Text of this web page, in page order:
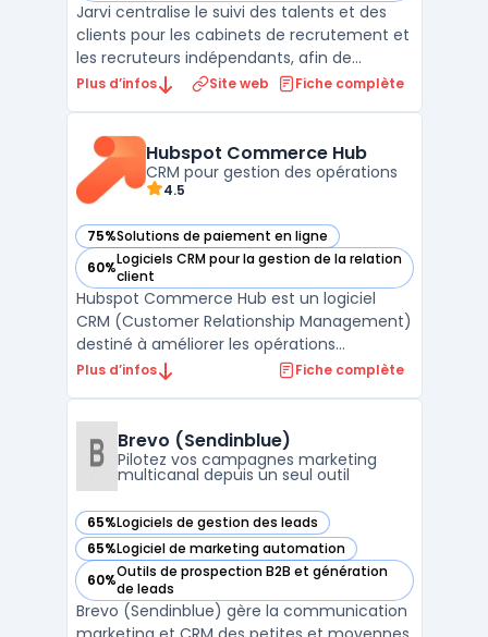
Jarvi centralise le suivi des talents et des
clients pour les cabinets de recrutement et
les recruteurs indépendants, afin de
répondre à la multiplication des outils. Le
opportunités, de la prospection et des
clients. Il ...
Plus d’infos Site web Fiche complète
Hubspot Commerce Hub
CRM pour gestion des opérations
4.5
75%Solutions de paiement en ligne
— voir Hubspot Commerce Hub dans cette catégorie
60%Logiciels CRM pour la gestion de la relation
client
— voir Hubspot Commerce Hub dans cette catégorie
Hubspot Commerce Hub est un logiciel
CRM (Customer Relationship Management)
destiné à améliorer les opérations
commerciales et de gestion des ventes.
DAF, DRH, DirMarket, DirCo, DirLogistique, DG,
PDG et indépendants. Hu ...
Plus d’infos Fiche complète
Brevo (Sendinblue)
Pilotez vos campagnes marketing
multicanal depuis un seul outil
65%Logiciels de gestion des leads
— voir Brevo (Sendinblue) dans cette catégorie
65%Logiciel de marketing automation
— voir Brevo (Sendinblue) dans cette catégorie
60%Outils de prospection B2B et génération
de leads
— voir Brevo (Sendinblue) dans cette catégorie
Brevo (Sendinblue) gère la communication